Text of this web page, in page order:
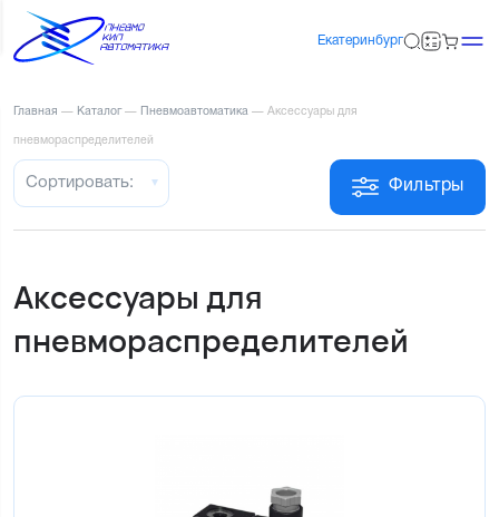
Екатеринбург
Главная — Каталог — Пневмоавтоматика — Аксессуары для
пневмораспределителей
Фильтры
Сортировать:
Аксессуары для
пневмораспределителей